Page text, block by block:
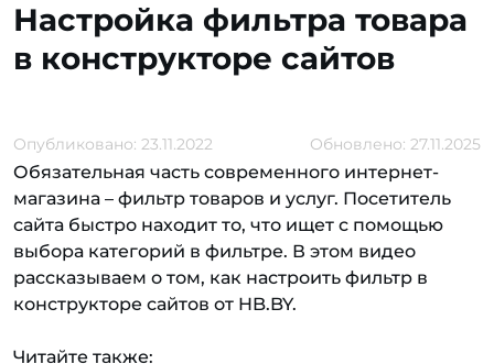
Настройка фильтра товара
в конструкторе сайтов
Опубликовано: 23.11.2022 Обновлено: 27.11.2025
Обязательная часть современного интернет-
магазина – фильтр товаров и услуг. Посетитель
сайта быстро находит то, что ищет с помощью
выбора категорий в фильтре. В этом видео
рассказываем о том, как настроить фильтр в
конструкторе сайтов от HB.BY.
Читайте также: